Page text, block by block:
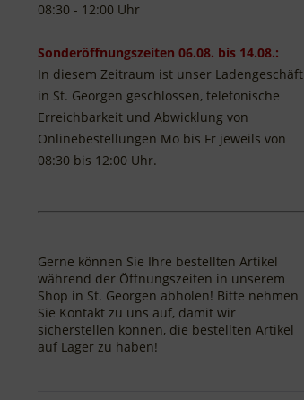
08:30 - 12:00 Uhr
Sonderöffnungszeiten 06.08. bis 14.08.:
In diesem Zeitraum ist unser Ladengeschäft
in St. Georgen geschlossen, telefonische
Erreichbarkeit und Abwicklung von
Onlinebestellungen Mo bis Fr jeweils von
08:30 bis 12:00 Uhr.
Gerne können Sie Ihre bestellten Artikel
während der Öffnungszeiten in unserem
Shop in St. Georgen abholen! Bitte nehmen
Sie Kontakt zu uns auf, damit wir
sicherstellen können, die bestellten Artikel
auf Lager zu haben!